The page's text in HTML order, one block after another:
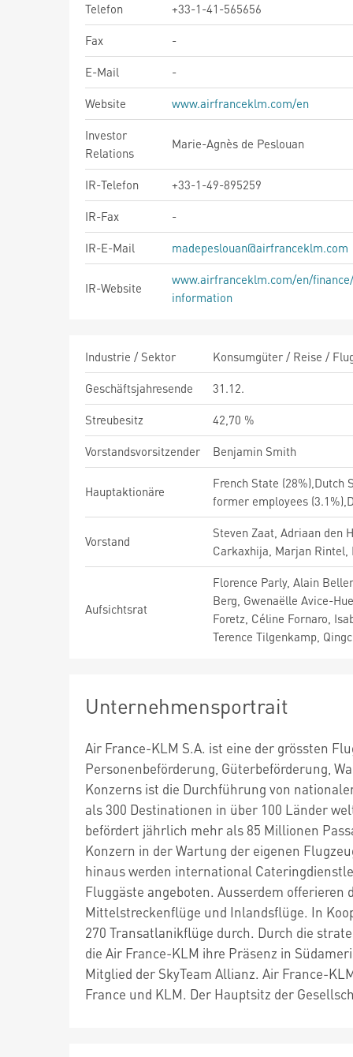
Telefon
+33-1-41-565656
Fax
-
E-Mail
-
Website
www.airfranceklm.com/en
Investor
Relations
Marie-Agnès de Peslouan
IR-Telefon
+33-1-49-895259
IR-Fax
-
IR-E-Mail
madepeslouan@airfranceklm.com
IR-Website
www.airfranceklm.com/en/
information
Industrie / Sektor
Konsumgüter / Reise /
Geschäftsjahresende
31.12.
Streubesitz
42,70 %
Vorstandsvorsitzender
Benjamin Smith
Hauptaktionäre
French State (28%),Dutch
former employees
Vorstand
Steven Zaat, Adriaan den
Carkaxhija, Marjan
Aufsichtsrat
Florence Parly, Alain
Berg, Gwenaëlle Avice-
Foretz, Céline Fornaro,
Terence Tilgenkamp,
Unternehmensportrait
Air France-KLM S.A. ist eine der grössten
Personenbeförderung, Güterbeförderung,
Konzerns ist die Durchführung von
als 300 Destinationen in über 100 Länder
befördert jährlich mehr als 85 Millionen
Konzern in der Wartung der eigenen
hinaus werden international
Fluggäste angeboten. Ausserdem offerieren
Mittelstreckenflüge und Inlandsflüge. In
270 Transatlanikflüge durch. Durch die
die Air France-KLM ihre Präsenz in
Mitglied der SkyTeam Allianz. Air France-
France und KLM. Der Hauptsitz der